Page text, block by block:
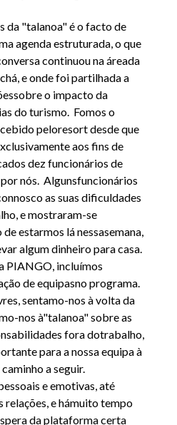
da "talanoa" é o facto de
agenda estruturada, o que
continuou na áreada
e onde foi partilhada a
o impacto da
do turismo. Fomos o
peloresort desde que
aos fins de
dez funcionários de
nós. Algunsfuncionários
as suas dificuldades
e mostraram-se
estarmos lá nessasemana,
algum dinheiro para casa.
PIANGO, incluímos
de equipasno programa.
sentamo-nos à volta da
nos à"talanoa" sobre as
fora dotrabalho,
para a nossa equipa à
a seguir.
e emotivas, até
relações, e hámuito tempo
da plataforma certa